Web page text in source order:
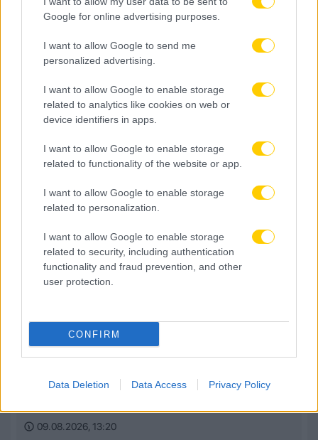
Google for online advertising purposes.
I want to allow Google to send me
personalized advertising.
I want to allow Google to enable storage
related to analytics like cookies on web or
device identifiers in apps.
I want to allow Google to enable storage
related to functionality of the website or app.
I want to allow Google to enable storage
related to personalization.
I want to allow Google to enable storage
related to security, including authentication
functionality and fraud prevention, and other
user protection.
CONFIRM
Data Deletion Data Access Privacy Policy
09.08.2026, 13:20